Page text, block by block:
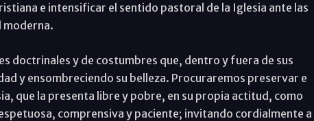
e intensificar el sentido pastoral de la Iglesia ante las
moderna.
doctrinales y de costumbres que, dentro y fuera de sus
y ensombreciendo su belleza. Procuraremos preservar e
que la presenta libre y pobre, en su propia actitud, como
comprensiva y paciente; invitando cordialmente a